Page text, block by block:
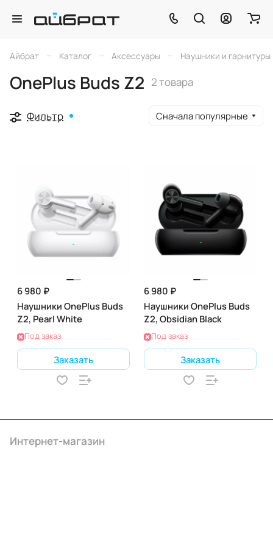
Айбрат – Каталог – Аксессуары – Наушники и гарнитуры
OnePlus Buds Z2 2 товара
Фильтр Сначала популярные
6 980 ₽
Наушники OnePlus Buds
Z2, Pearl White
Под заказ
Заказать
6 980 ₽
Наушники OnePlus Buds
Z2, Obsidian Black
Под заказ
Заказать
Интернет-магазин